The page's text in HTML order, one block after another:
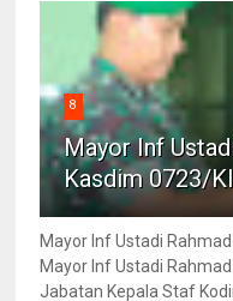
8
Mayor Inf
Kasdim 0723/
Mayor Inf Ustadi
Mayor Inf Ustadi
Jabatan Kepala Staf